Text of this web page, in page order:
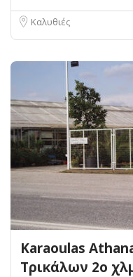
Καλυθιές
Karaoulas
Τρικάλων 2ο